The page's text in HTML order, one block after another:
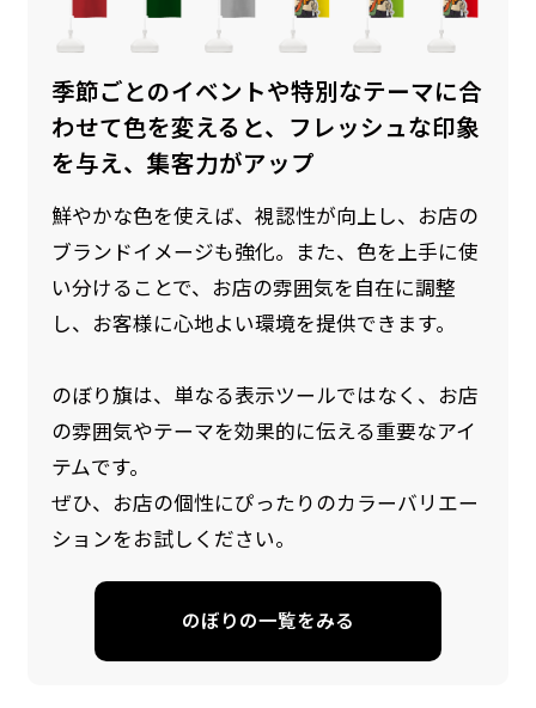
季節ごとのイベントや特別なテーマに合
わせて色を変えると、フレッシュな印象
を与え、集客力がアップ
鮮やかな色を使えば、視認性が向上し、お店の
ブランドイメージも強化。また、色を上手に使
い分けることで、お店の雰囲気を自在に調整
し、お客様に心地よい環境を提供できます。
のぼり旗は、単なる表示ツールではなく、お店
の雰囲気やテーマを効果的に伝える重要なアイ
テムです。
ぜひ、お店の個性にぴったりのカラーバリエー
ションをお試しください。
のぼりの一覧をみる
防炎加工（納期+1営業日）［ +540円 ］
のぼり旗の防炎加工は、消防法で定められてい
る場所でのぼり旗を使用する際に推奨されてい
燃えにくくなります。（燃えるというより溶け
るに近くなるイメージ）一般的な方法は、旗の